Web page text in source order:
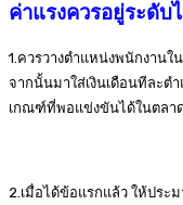
ค่าแรงควรอยู่ระดับ
1.ควรวางตำแหน่งพนักงานใ
จากนั้นมาใส่เงินเดือนทีละต
เกณฑ์ที่พอแข่งขันได้ในตลา
2.เมื่อได้ข้อแรกแล้ว ให้ปร